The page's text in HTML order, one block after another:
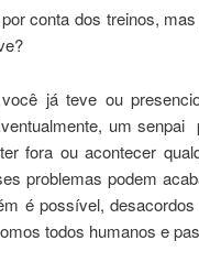
conta dos treinos,
já teve ou
um
fora ou acontecer
problemas podem
é possível,
todos humanos e